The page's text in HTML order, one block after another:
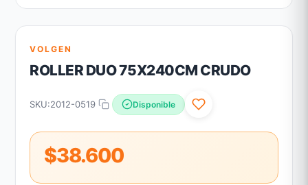
VOLGEN
ROLLER DUO 75X240CM CRUDO
SKU:2012-0519 Disponible
$38.600